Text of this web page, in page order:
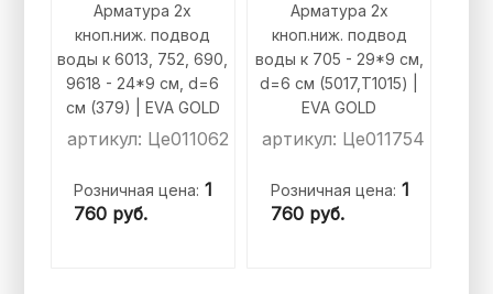
Арматура 2х
кноп.ниж. подвод
воды к 6013, 752, 690,
9618 - 24*9 см, d=6
см (379) | EVA GOLD
артикул: Це011062
Розничная цена: 1
760 руб.
Арматура 2х
кноп.ниж. подвод
воды к 705 - 29*9 см,
d=6 см (5017,T1015) |
EVA GOLD
артикул: Це011754
Розничная цена: 1
760 руб.